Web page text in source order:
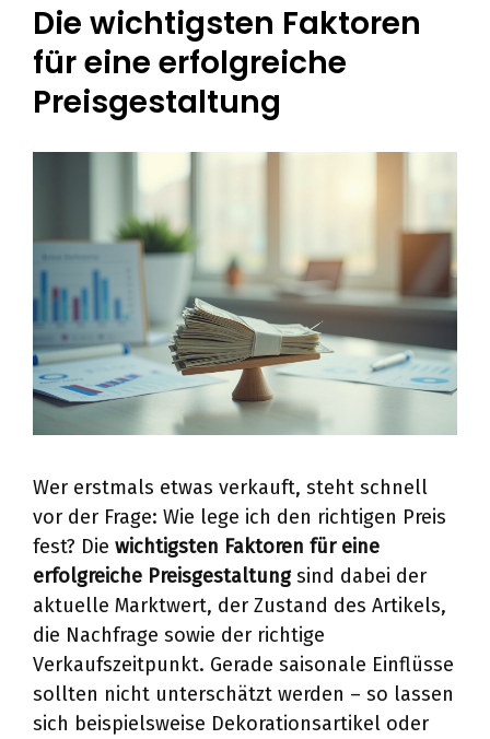
Die wichtigsten Faktoren
für eine erfolgreiche
Preisgestaltung
Wer erstmals etwas verkauft, steht schnell
vor der Frage: Wie lege ich den richtigen Preis
fest? Die wichtigsten Faktoren für eine
erfolgreiche Preisgestaltungsind dabei der
aktuelle Marktwert, der Zustand des Artikels,
die Nachfrage sowie der richtige
Verkaufszeitpunkt. Gerade saisonale Einflüsse
sollten nicht unterschätzt werden – so lassen
sich beispielsweise Dekorationsartikel oder